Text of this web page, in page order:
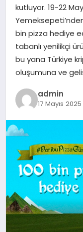
SAĞLIK
TEKNOLOJI
kutluyor. 19-22
bin pizza hediye
tabanlı yenilikçi
bu yana Türkiye
oluşumuna ve
admin
17 Mayıs 2025